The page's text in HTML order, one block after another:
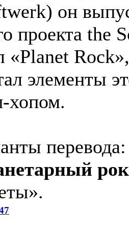
он
проекта the
«Planet
элементы
хопом.
перевода: